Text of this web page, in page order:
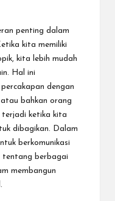
penting dalam
kita memiliki
kita lebih mudah
Hal ini
dengan
bahkan orang
terjadi ketika kita
dibagikan. Dalam
berkomunikasi
tentang berbagai
membangun